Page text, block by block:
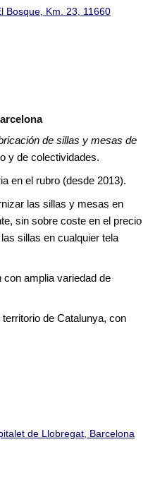
Bosque, Km. 23, 11660
de sillas y mesas de
y de colectividades.
en el rubro (desde 2013).
las sillas y mesas en
sin sobre coste en el precio
sillas en cualquier tela
con amplia variedad de
de Catalunya, con
de Llobregat, Barcelona